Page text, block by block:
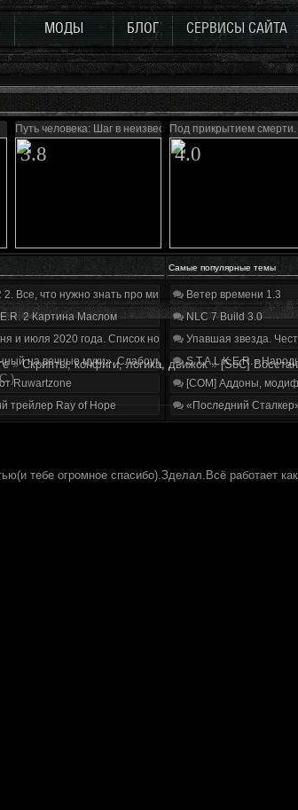
МОДЫ БЛОГ СЕРВИСЫ САЙТА
Путь человека: Шаг в неизвестность
3.8
Под прикрытием
4.0
Самые популярные темы
2. Все, что нужно знать про мир, геймплей и сюжет |
2 Картина Маслом
и июля 2020 года. Список нововведений
на вечные муки». Слабоумие и отвага
Ruwartzone
трейлер Ray of Hope
Ветер времени 1.3
NLC 7 Build 3.0
Упавшая звезда.
S.T.A.L.K.E.R. -
[COM] Аддоны,
«Последний
» Скрипты, конфиги, логика, движок » [SoC]
тебе огромное спасибо).Зделал.Всё работает